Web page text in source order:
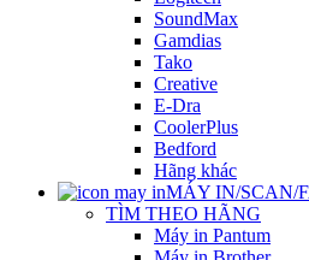
SoundMax
Gamdias
Tako
Creative
E-Dra
CoolerPlus
Bedford
Hãng khác
MÁY IN/SCAN/
TÌM THEO HÃNG
Máy in Pantum